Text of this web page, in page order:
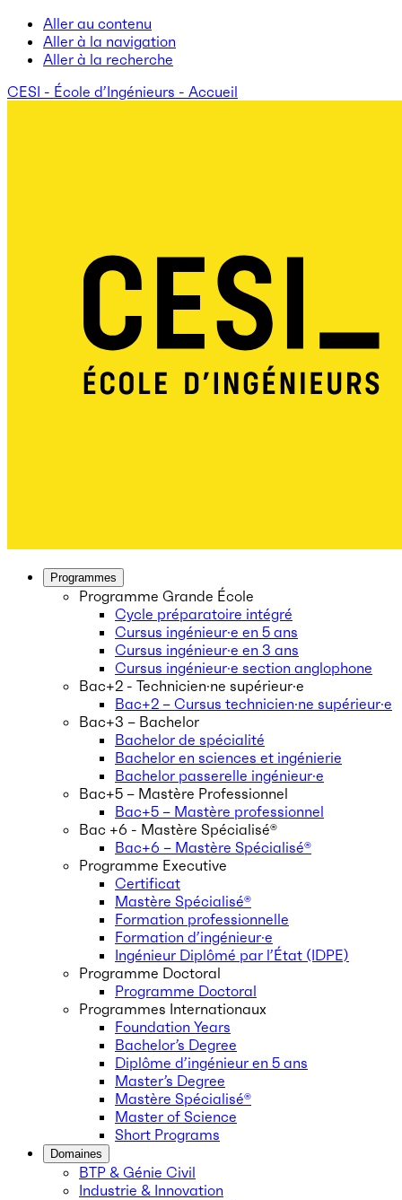
Aller au contenu
Aller à la navigation
Aller à la recherche
CESI - École d’Ingénieurs - Accueil
Programmes
Programme Grande École
Cycle préparatoire intégré
Cursus ingénieur·e en 5 ans
Cursus ingénieur·e en 3 ans
Cursus ingénieur·e section anglophone
Bac+2 - Technicien·ne supérieur·e
Bac+2 – Cursus technicien·ne supérieur·e
Bac+3 – Bachelor
Bachelor de spécialité
Bachelor en sciences et ingénierie
Bachelor passerelle ingénieur·e
Bac+5 – Mastère Professionnel
Bac+5 – Mastère professionnel
Bac +6 - Mastère Spécialisé®
Bac+6 – Mastère Spécialisé®
Programme Executive
Certificat
Mastère Spécialisé®
Formation professionnelle
Formation d’ingénieur·e
Ingénieur Diplômé par l’État (IDPE)
Programme Doctoral
Programme Doctoral
Programmes Internationaux
Foundation Years
Bachelor’s Degree
Diplôme d’ingénieur en 5 ans
Master’s Degree
Mastère Spécialisé®
Master of Science
Short Programs
Domaines
BTP & Génie Civil
Industrie & Innovation